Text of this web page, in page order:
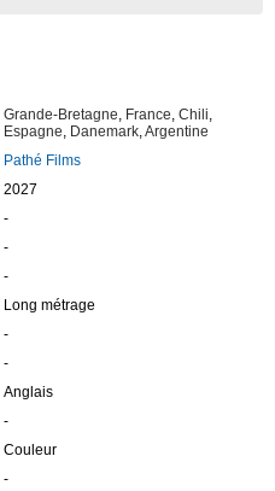
Grande-Bretagne France Chili
Espagne Danemark, Argentine
Pathé Films
2027
-
-
-
Long métrage
-
-
Anglais
-
Couleur
-